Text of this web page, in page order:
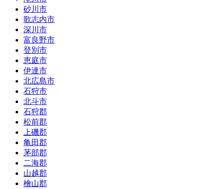
砂川市
歌志内市
深川市
富良野市
登別市
恵庭市
伊達市
北広島市
石狩市
北斗市
石狩郡
松前郡
上磯郡
亀田郡
茅部郡
二海郡
山越郡
檜山郡